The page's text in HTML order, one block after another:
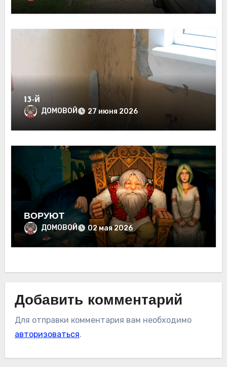
13-й
ДОМОВОЙ 27 июня 2026
ВОРУЮТ
ДОМОВОЙ 02 мая 2026
Добавить комментарий
Для отправки комментария вам необходимо
авторизоваться.